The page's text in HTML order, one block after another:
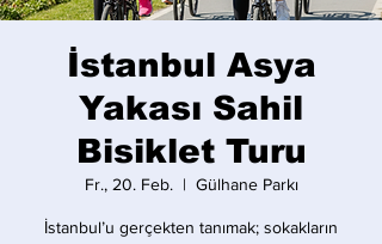
İstanbul Asya
Yakası Sahil
Bisiklet Turu
Fr., 20. Feb.
  |
Gülhane Parkı
İstanbul’u gerçekten tanımak; sokakların